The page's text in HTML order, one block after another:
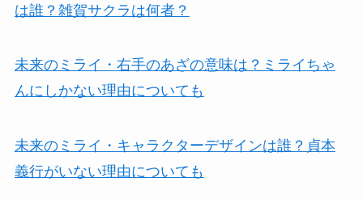
は誰？雑賀サクラは何者？
未来のミライ・右手のあざの意味は？ミライちゃ
んにしかない理由についても
未来のミライ・キャラクターデザインは誰？貞本
義行がいない理由についても